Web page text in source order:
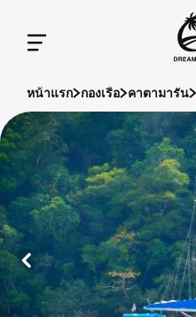
หน้าแรก กองเรือ คาตามารัน